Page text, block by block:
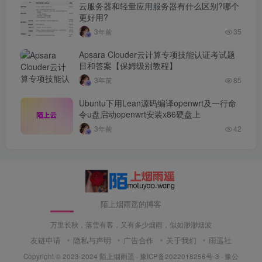
云服务器和轻量应用服务器有什么区别?哪个
更好用?
3年前 35
Apsara Clouder云计算专项技能认证考试题
目和答案【保姆级别教程】
3年前 85
Ubuntu下用Lean源码编译openwrt及一行命
令u盘启动openwrt安装x86硬盘上
3年前 42
陌上烟雨遥的博客
万里长秋，落雪有客，又有多少烟雨，似如渺渺烟波
友链申请 隐私与声明 广告合作 关于我们 雨遥社
Copyright © 2023-2024 陌上烟雨遥 · 豫ICP备2022018256号-3 · 豫公